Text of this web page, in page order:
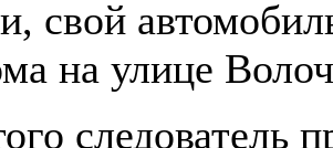
свой
на улице
следователь